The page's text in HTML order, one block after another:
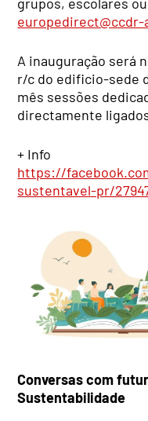
europedirect@ccdr-
A inauguração será
r/c do edificio-sede
mês sessões
directamente
+ Info
https://
sustentavel-pr/
Conversas com
Sustentabilidade